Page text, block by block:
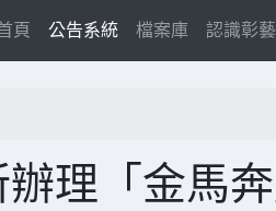
頁(current)
公告系統 檔案庫 認識彰藝
理「金馬